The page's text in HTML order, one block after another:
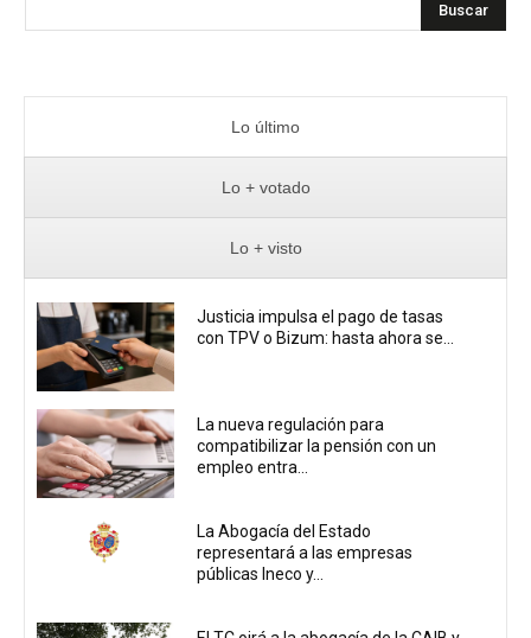
Buscar
Lo último
Lo + votado
Lo + visto
Justicia impulsa el pago de tasas
con TPV o Bizum: hasta ahora se...
La nueva regulación para
compatibilizar la pensión con un
empleo entra...
La Abogacía del Estado
representará a las empresas
públicas Ineco y...